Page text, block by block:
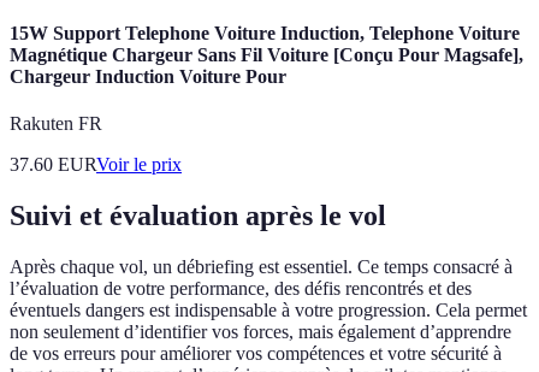
15W Support Telephone Voiture Induction, Telephone Voiture
Magnétique Chargeur Sans Fil Voiture [Conçu Pour Magsafe],
Chargeur Induction Voiture Pour
Rakuten FR
37.60 EURVoir le prix
Suivi et évaluation après le vol
Après chaque vol, un débriefing est essentiel. Ce temps consacré à
l’évaluation de votre performance, des défis rencontrés et des
éventuels dangers est indispensable à votre progression. Cela permet
non seulement d’identifier vos forces, mais également d’apprendre
de vos erreurs pour améliorer vos compétences et votre sécurité à